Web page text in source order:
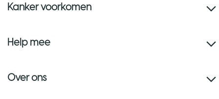
Kanker voorkomen
Help mee
Over ons